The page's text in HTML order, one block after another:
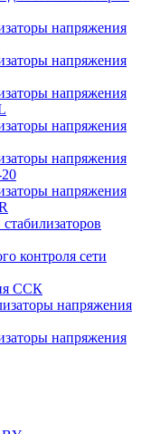
напряжения
напряжения
напряжения
напряжения
напряжения
напряжения
контроля сети
ССК
напряжения
напряжения